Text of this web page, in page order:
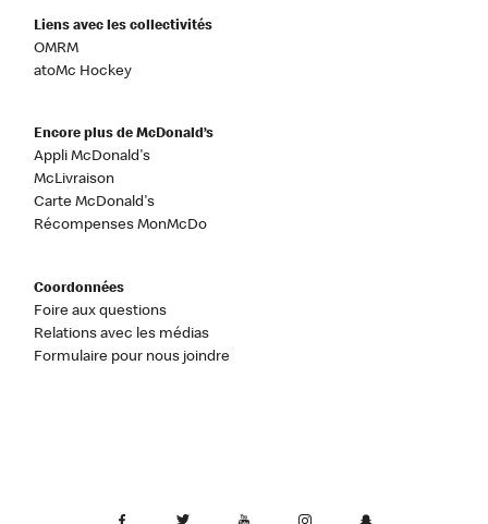
Liens avec les collectivités
OMRM
atoMc Hockey
Encore plus de McDonald’s
Appli McDonald's
McLivraison
Carte McDonald's
Récompenses MonMcDo
Coordonnées
Foire aux questions
Relations avec les médias
Formulaire pour nous joindre